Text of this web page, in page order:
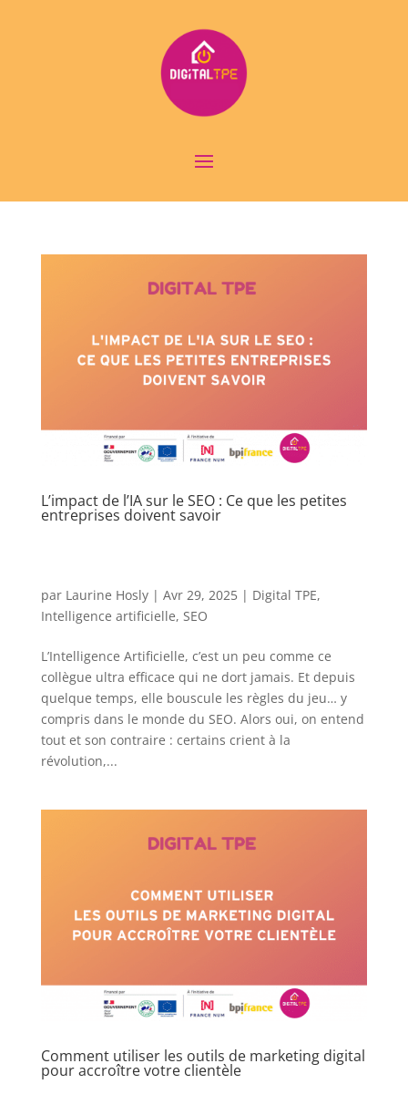
L’impact de l’IA sur le SEO : Ce que les petites
entreprises doivent savoir
par Laurine Hosly| Avr 29, 2025| Digital TPE,
Intelligence artificielle, SEO
L’Intelligence Artificielle, c’est un peu comme ce
collègue ultra efficace qui ne dort jamais. Et depuis
quelque temps, elle bouscule les règles du jeu… y
compris dans le monde du SEO. Alors oui, on entend
tout et son contraire : certains crient à la
révolution,...
Comment utiliser les outils de marketing digital
pour accroître votre clientèle